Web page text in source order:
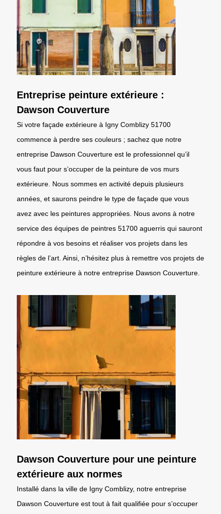
Entreprise peinture extérieure :
Dawson Couverture
Si votre façade extérieure à Igny Comblizy 51700
commence à perdre ses couleurs ; sachez que notre
entreprise Dawson Couverture est le professionnel qu’il
vous faut pour s’occuper de la peinture de vos murs
extérieure. Nous sommes en activité depuis plusieurs
années, et saurons peindre le type de façade que vous
avez avec les peintures appropriées. Nous avons à notre
service des équipes de peintres 51700 aguerris qui sauront
répondre à vos besoins et réaliser vos projets dans les
règles de l’art. Ainsi, n’hésitez plus à remettre vos projets de
peinture extérieure à notre entreprise Dawson Couverture.
Dawson Couverture pour une peinture
extérieure aux normes
Installé dans la ville de Igny Comblizy, notre entreprise
Dawson Couverture est tout à fait qualifiée pour s’occuper